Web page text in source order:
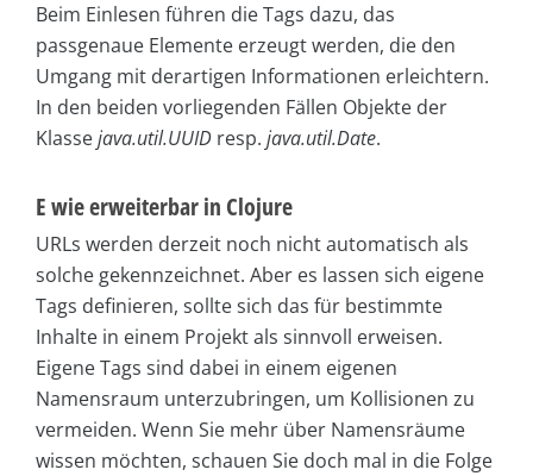
Beim Einlesen führen die Tags dazu, das
passgenaue Elemente erzeugt werden, die den
Umgang mit derartigen Informationen erleichtern.
In den beiden vorliegenden Fällen Objekte der
Klassejava.util.UUID resp. java.util.Date.
E wie erweiterbar in Clojure
URLs werden derzeit noch nicht automatisch als
solche gekennzeichnet. Aber es lassen sich eigene
Tags definieren, sollte sich das für bestimmte
Inhalte in einem Projekt als sinnvoll erweisen.
Eigene Tags sind dabei in einem eigenen
Namensraum unterzubringen, um Kollisionen zu
vermeiden. Wenn Sie mehr über Namensräume
wissen möchten, schauen Sie doch mal in die Folge